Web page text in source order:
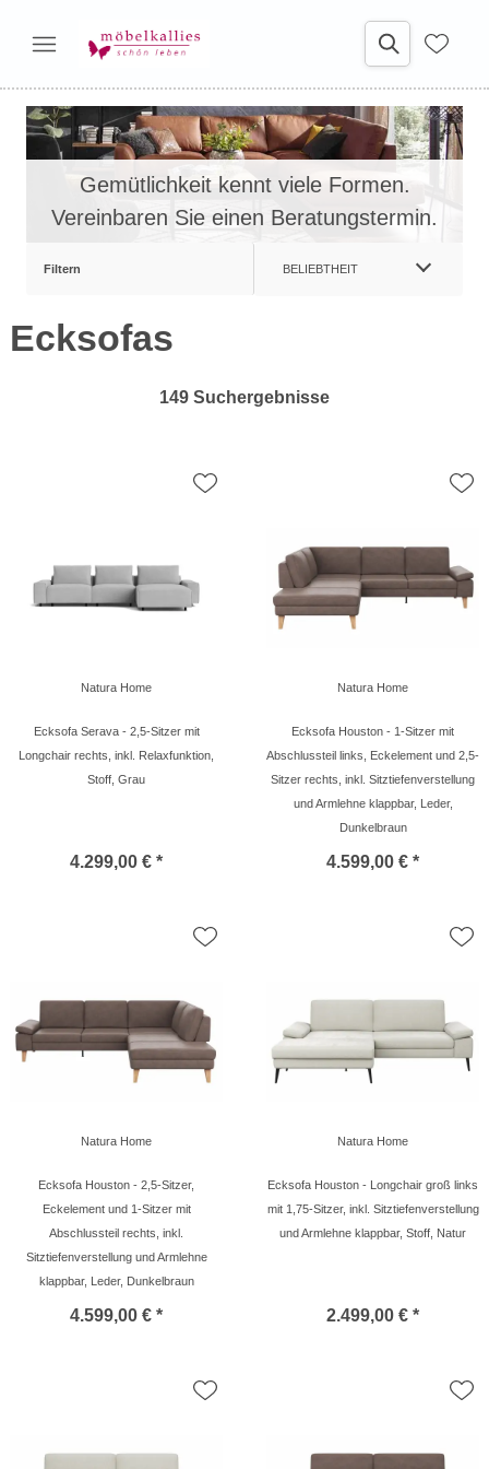
Gemütlichkeit kennt viele Formen.
Vereinbaren Sie einen Beratungstermin.
Filtern BELIEBTHEIT
Ecksofas
149 Suchergebnisse
Natura Home
Ecksofa Serava - 2,5-Sitzer mit
Longchair rechts, inkl. Relaxfunktion,
Stoff, Grau
4.299,00 € *
Natura Home
Ecksofa Houston - 1-Sitzer mit
Abschlussteil links, Eckelement und 2,5-
Sitzer rechts, inkl. Sitztiefenverstellung
und Armlehne klappbar, Leder,
Dunkelbraun
4.599,00 € *
Natura Home
Ecksofa Houston - 2,5-Sitzer,
Eckelement und 1-Sitzer mit
Abschlussteil rechts, inkl.
Sitztiefenverstellung und Armlehne
klappbar, Leder, Dunkelbraun
4.599,00 € *
Natura Home
Ecksofa Houston - Longchair groß links
mit 1,75-Sitzer, inkl. Sitztiefenverstellung
und Armlehne klappbar, Stoff, Natur
2.499,00 € *